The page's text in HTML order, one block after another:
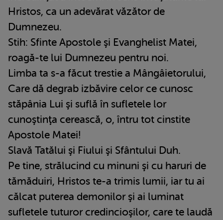
Hristos, ca un adevărat văzător de
Dumnezeu.
Stih: Sfinte Apostole şi Evanghelist Matei,
roagă-te lui Dumnezeu pentru noi.
Limba ta s-a făcut trestie a Mângâietorului,
Care dă degrab izbăvire celor ce cunosc
stăpânia Lui şi suflă în sufletele lor
cunoştinţa cerească, o, întru tot cinstite
Apostole Matei!
Slavă Tatălui şi Fiului şi Sfântului Duh.
Pe tine, strălucind cu minuni şi cu haruri de
tămăduiri, Hristos te-a trimis lumii, iar tu ai
călcat puterea demonilor şi ai luminat
sufletele tuturor credincioşilor, care te laudă